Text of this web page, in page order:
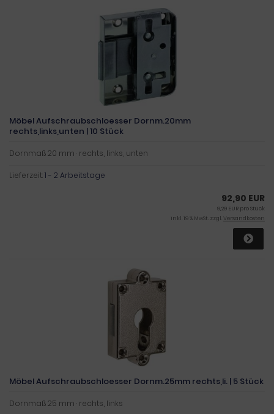
Möbel Aufschraubschloesser Dornm.20mm
rechts,links,unten | 10 Stück
Dornmaß 20 mm · rechts, links, unten
Lieferzeit:1 - 2 Arbeitstage
92,90 EUR
9,29 EUR pro Stück
inkl. 19 % MwSt. zzgl.Versandkosten
Möbel Aufschraubschloesser Dornm.25mm rechts,li. | 5 Stück
Dornmaß 25 mm · rechts, links